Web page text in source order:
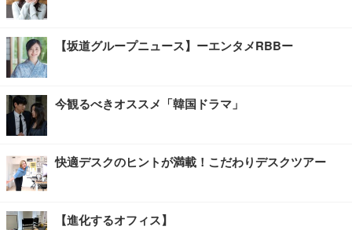
【坂道グループニュース】ーエンタメRBBー
今観るべきオススメ「韓国ドラマ」
快適デスクのヒントが満載！こだわりデスクツアー
【進化するオフィス】